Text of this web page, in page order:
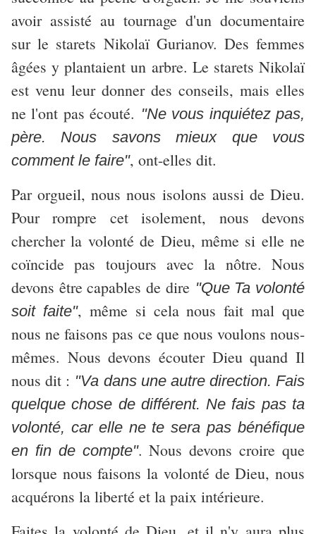
avoir assisté au tournage d'un documentaire
sur le starets Nikolaï Gurianov. Des femmes
âgées y plantaient un arbre. Le starets Nikolaï
est venu leur donner des conseils, mais elles
ne l'ont pas écouté. "Ne vous inquiétez pas,
père. Nous savons mieux que vous
comment le faire", ont-elles dit.
Par orgueil, nous nous isolons aussi de Dieu.
Pour rompre cet isolement, nous devons
chercher la volonté de Dieu, même si elle ne
coïncide pas toujours avec la nôtre. Nous
devons être capables de dire "Que Ta volonté
soit faite", même si cela nous fait mal que
nous ne faisons pas ce que nous voulons nous-
mêmes. Nous devons écouter Dieu quand Il
nous dit : "Va dans une autre direction. Fais
quelque chose de différent. Ne fais pas ta
volonté, car elle ne te sera pas bénéfique
en fin de compte". Nous devons croire que
lorsque nous faisons la volonté de Dieu, nous
acquérons la liberté et la paix intérieure.